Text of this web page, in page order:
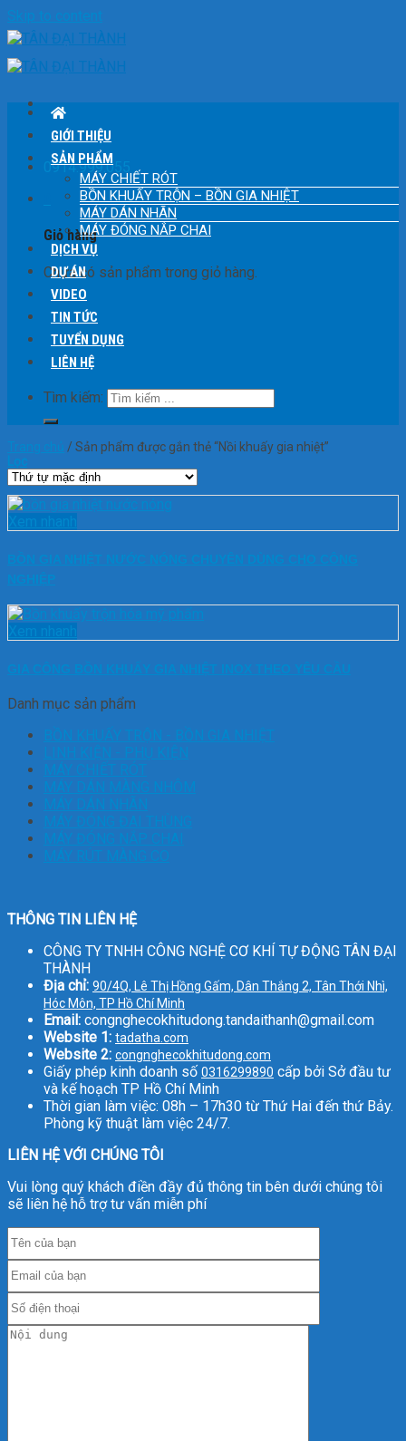
Skip to content
0914.999.055
Giỏ hàng
Chưa có sản phẩm trong giỏ hàng.
GIỚI THIỆU
SẢN PHẨM
MÁY CHIẾT RÓT
BỒN KHUẤY TRỘN – BỒN GIA NHIỆT
MÁY DÁN NHÃN
MÁY ĐÓNG NẮP CHAI
DỊCH VỤ
DỰ ÁN
VIDEO
TIN TỨC
TUYỂN DỤNG
LIÊN HỆ
Tìm kiếm:
Trang chủ / Sản phẩm được gắn thẻ “Nồi khuấy gia nhiệt”
Lọc
BỒN GIA NHIỆT NƯỚC NÓNG CHUYÊN DÙNG CHO CÔNG
NGHIỆP
GIA CÔNG BỒN KHUẤY GIA NHIỆT INOX THEO YÊU CẦU
Danh mục sản phẩm
BỒN KHUẤY TRỘN - BỒN GIA NHIỆT
LINH KIỆN - PHỤ KIỆN
MÁY CHIẾT RÓT
MÁY DÁN MÀNG NHÔM
MÁY DÁN NHÃN
MÁY ĐÓNG ĐAI THÙNG
MÁY ĐÓNG NẮP CHAI
MÁY RÚT MÀNG CO
THÔNG TIN LIÊN HỆ
CÔNG TY TNHH CÔNG NGHỆ CƠ KHÍ TỰ ĐỘNG TÂN ĐẠI
THÀNH
Địa chỉ: 90/4Q, Lê Thị Hồng Gấm, Dân Thắng 2, Tân Thới Nhì,
Hóc Môn, TP Hồ Chí Minh
Email: congnghecokhitudong.tandaithanh@gmail.com
Website 1: tadatha.com
Website 2: congnghecokhitudong.com
Giấy phép kinh doanh số 0316299890 cấp bởi Sở đầu tư
và kế hoạch TP Hồ Chí Minh
Thời gian làm việc: 08h – 17h30 từ Thứ Hai đến thứ Bảy.
Phòng kỹ thuật làm việc 24/7.
LIÊN HỆ VỚI CHÚNG TÔI
Vui lòng quý khách điền đầy đủ thông tin bên dưới chúng tôi
sẽ liên hệ hỗ trợ tư vấn miễn phí